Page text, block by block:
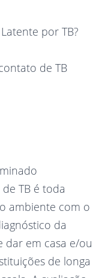
por TB?
de TB
TB é toda
ambiente com o
da
dar em casa e/ou
de longa